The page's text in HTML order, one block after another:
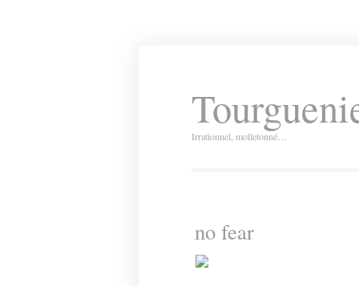
Irrationnel, molletonné…
no fear